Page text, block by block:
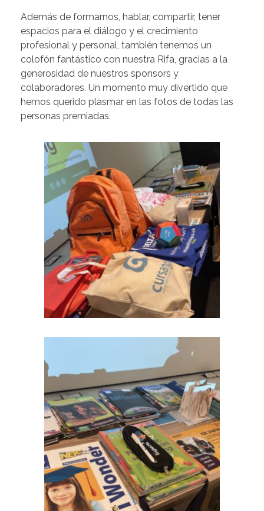
Además de formarnos, hablar, compartir, tener
espacios para el diálogo y el crecimiento
profesional y personal, también tenemos un
colofón fantástico con nuestra Rifa, gracias a la
generosidad de nuestros sponsors y
colaboradores. Un momento muy divertido que
hemos querido plasmar en las fotos de todas las
personas premiadas.